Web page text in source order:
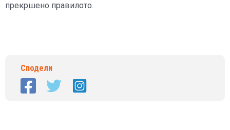
прекршено правилото.
Сподели